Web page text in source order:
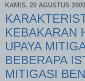
KAMIS, 20 AGUSTUS 2009
KEBAKARAN
UPAYA
BEBERAPA
MITIGASI